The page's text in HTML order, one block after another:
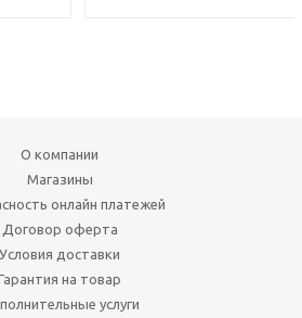
О компании
Магазины
онлайн платежей
Договор оферта
Условия доставки
на товар
услуги